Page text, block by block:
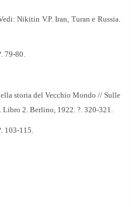
Nikitin V.P. Iran, Turan e Russia.
79-80.
storia del Vecchio Mondo // Sulle
2. Berlino, 1922. ?. 320-321.
103-115.